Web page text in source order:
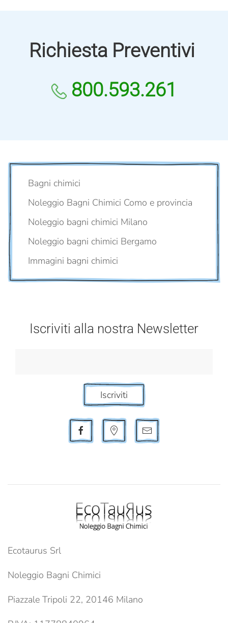
Richiesta Preventivi
800.593.261
Bagni chimici
Noleggio Bagni Chimici Como e provincia
Noleggio bagni chimici Milano
Noleggio bagni chimici Bergamo
Immagini bagni chimici
Iscriviti alla nostra Newsletter
Iscriviti
Ecotaurus Srl
Noleggio Bagni Chimici
Piazzale Tripoli 22, 20146 Milano